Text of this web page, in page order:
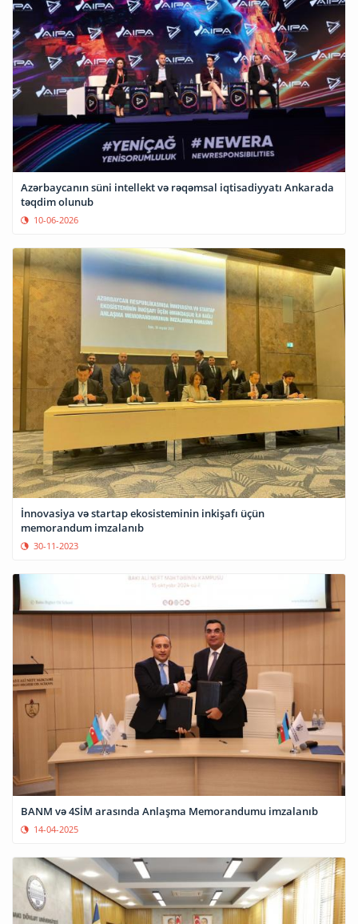
Azərbaycanın süni intellekt və rəqəmsal iqtisadiyyatı Ankarada
təqdim olunub
10-06-2026
İnnovasiya və startap ekosisteminin inkişafı üçün
memorandum imzalanıb
30-11-2023
BANM və 4SİM arasında Anlaşma Memorandumu imzalanıb
14-04-2025